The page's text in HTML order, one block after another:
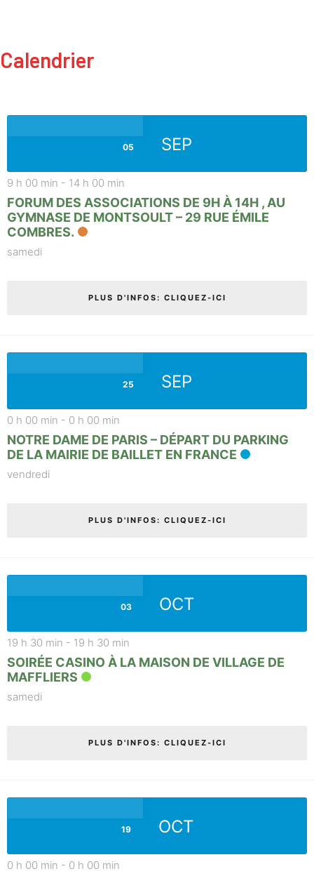
Calendrier
05 SEP
9 h 00 min - 14 h 00 min
FORUM DES ASSOCIATIONS DE 9H À 14H , AU
GYMNASE DE MONTSOULT – 29 RUE ÉMILE
COMBRES.
samedi
PLUS D'INFOS: CLIQUEZ-ICI
25 SEP
0 h 00 min - 0 h 00 min
NOTRE DAME DE PARIS – DÉPART DU PARKING
DE LA MAIRIE DE BAILLET EN FRANCE
vendredi
PLUS D'INFOS: CLIQUEZ-ICI
03 OCT
19 h 30 min - 19 h 30 min
SOIRÉE CASINO À LA MAISON DE VILLAGE DE
MAFFLIERS
samedi
PLUS D'INFOS: CLIQUEZ-ICI
19 OCT
0 h 00 min - 0 h 00 min